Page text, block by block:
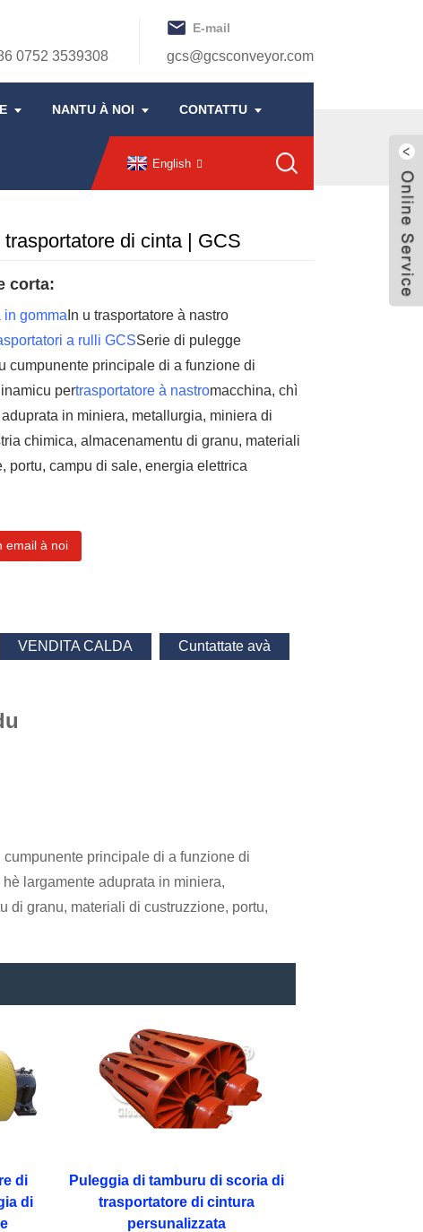
0752 3539308
E-mail
gcs@gcsconveyor.com
NANTU À NOI CONTATTU
English
di cinta | GCS
corta:
gomma In u trasportatore à nastro
a rulli GCSSerie di pulegge
cumpunente principale di a funzione di
pertrasportatore à nastromacchina, chì
in miniera, metallurgia, miniera di
chimica, almacenamentu di granu, materiali
portu, campu di sale, energia elettrica
email à noi
VENDITA CALDA
Cuntattate avà
cumpunente principale di a funzione di
largamente aduprata in miniera,
di granu, materiali di custruzzione, portu,
di
di
Puleggia di tamburu di scoria di
trasportatore di cintura
persunalizzata